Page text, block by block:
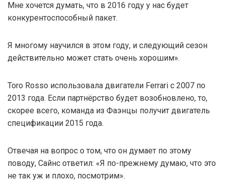
Мне хочется думать, что в 2016 году у нас будет
конкурентоспособный пакет.
Я многому научился в этом году, и следующий сезон
действительно может стать очень хорошим».
Toro Rosso использовала двигатели Ferrari c 2007 по
2013 года. Если партнёрство будет возобновлено, то,
скорее всего, команда из Фаэнцы получит двигатель
спецификации 2015 года.
Отвечая на вопрос о том, что он думает по этому
поводу, Сайнс ответил: «Я по-прежнему думаю, что это
не так уж и плохо, посмотрим».